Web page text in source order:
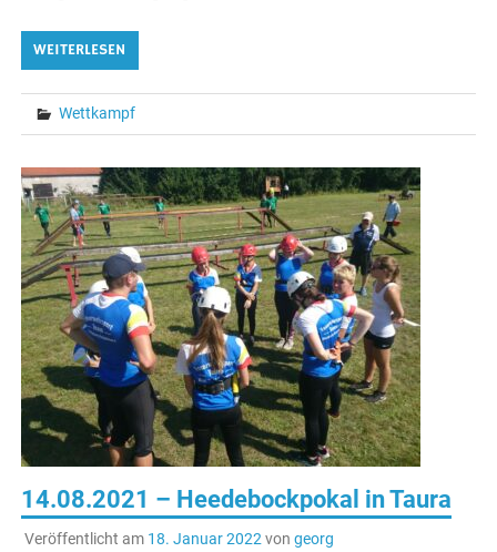
WEITERLESEN
Wettkampf
14.08.2021 – Heedebockpokal in Taura
Veröffentlicht am 18. Januar 2022 von georg